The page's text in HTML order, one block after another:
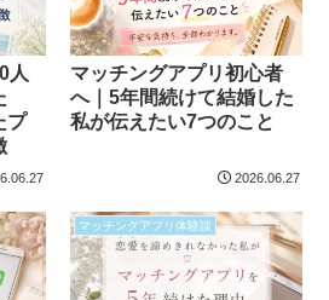
人
プ
マッチングアプリ初心者
へ｜5年間続けて結婚した
私が伝えたい7つのこと
2026.06.27
マッチングアプリ体験談